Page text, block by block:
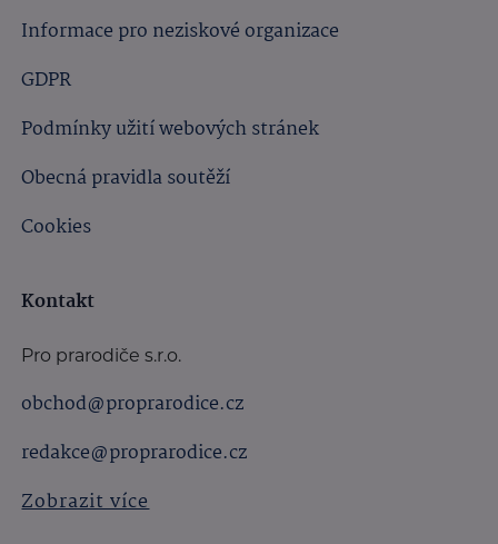
Informace pro neziskové organizace
GDPR
Podmínky užití webových stránek
Obecná pravidla soutěží
Cookies
Kontakt
Pro prarodiče s.r.o.
obchod@proprarodice.cz
redakce@proprarodice.cz
Zobrazit více